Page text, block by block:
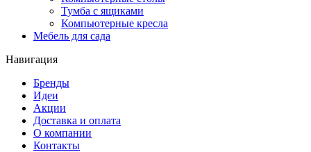
Тумба с ящиками
Компьютерные кресла
Мебель для сада
Навигация
Бренды
Идеи
Акции
Доставка и оплата
О компании
Контакты